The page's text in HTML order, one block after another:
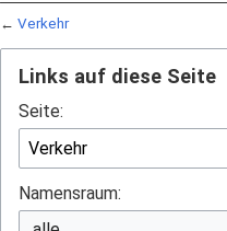
← Verkehr
Links auf diese Seite
Seite:
Namensraum: